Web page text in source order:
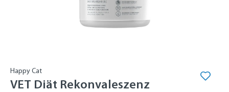
Happy Cat
VET Diät Rekonvaleszenz